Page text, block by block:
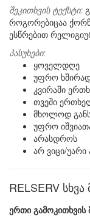
შეკითხვის ტექსტი:
როგორებიცაა
ესწრებით
პასუხები:
ყოველდღე
უფრო
კვირაში
თვეში
მხოლოდ
უფრო
არასდროს
არ ვიცი/უარი
RELSERV სხვა
ერთი გამოკითხვის